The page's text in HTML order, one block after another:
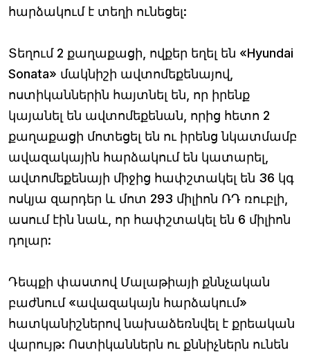
հարձակում է տեղի ունեցել:
Տեղում 2 քաղաքացի, ովքեր եղել են «Hyundai
Sonata» մակնիշի ավտոմեքենայով,
ոստիկաններին հայտնել են, որ իրենք
կայանել են ավտոմեքենան, որից հետո 2
քաղաքացի մոտեցել են ու իրենց նկատմամբ
ավազակային հարձակում են կատարել,
ավտոմեքենայի միջից հափշտակել են 36 կգ
ոսկյա զարդեր և մոտ 293 միլիոն ՌԴ ռուբլի,
ասում էին նաև, որ հափշտակել են 6 միլիոն
դոլար:
Դեպքի փաստով Մալաթիայի քննչական
բաժնում «ավազակայն հարձակում»
հատկանիշներով նախաձեռնվել է քրեական
վարույթ: Ոստիկաններն ու քննիչներն ունեն